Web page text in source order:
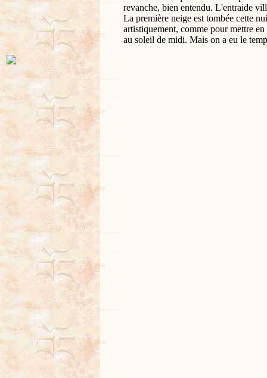
revanche, bien entendu. L'entraide
La première neige est tombée cette
artistiquement, comme pour mettre
au soleil de midi. Mais on a eu le